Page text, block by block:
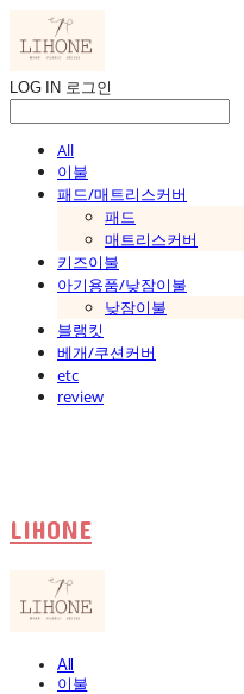
LOG IN 로그인
All
이불
패드/매트리스커버
패드
매트리스커버
키즈이불
아기용품/낮잠이불
낮잠이불
블랭킷
베개/쿠션커버
etc
review
LIHONE
All
이불